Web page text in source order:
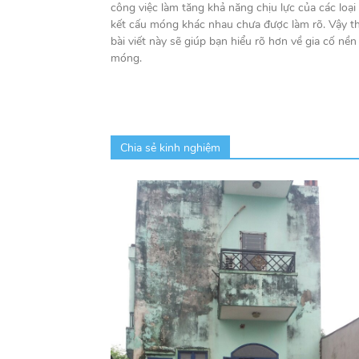
công việc làm tăng khả năng chịu lực của các loại
kết cấu móng khác nhau chưa được làm rõ. Vậy
bài viết này sẽ giúp bạn hiểu rõ hơn về gia cố nền
móng.
Chia sẻ kinh nghiệm